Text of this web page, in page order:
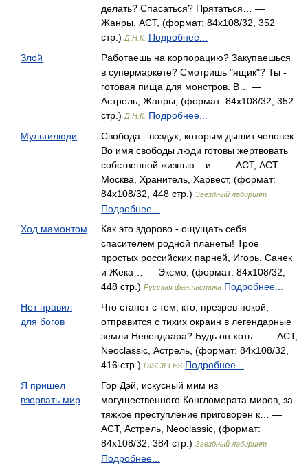
делать? Спасаться? Прятаться… —
Жанры, АСТ, (формат: 84x108/32, 352
стр.) Д.Н.К. Подробнее...
Злой
Работаешь на корпорацию? Закупаешься
в супермаркете? Смотришь "ящик"? Ты -
готовая пища для монстров. В… —
Астрель, Жанры, (формат: 84x108/32, 352
стр.) Д.Н.К. Подробнее...
Мультилюди
Свобода - воздух, которым дышит человек.
Во имя свободы люди готовы жертвовать
собственной жизнью... и… — АСТ, АСТ
Москва, Хранитель, Харвест, (формат:
84x108/32, 448 стр.) Звездный лабиринт
Подробнее...
Ход мамонтом
Как это здорово - ощущать себя
спасителем родной планеты! Трое
простых российских парней, Игорь, Санек
и Жека… — Эксмо, (формат: 84x108/32,
448 стр.) Русская фантастика Подробнее...
Нет правил
для богов
Что станет с тем, кто, презрев покой,
отправится с тихих окраин в легендарные
земли Невендаара? Будь он хоть… — АСТ,
Neoclassic, Астрель, (формат: 84x108/32,
416 стр.) DISCIPLES Подробнее...
Я пришел
взорвать мир
Гор Дэй, искусный мим из
могущественного Конгломерата миров, за
тяжкое преступление приговорен к… —
АСТ, Астрель, Neoclassic, (формат:
84x108/32, 384 стр.) Звездный лабиринт
Подробнее...